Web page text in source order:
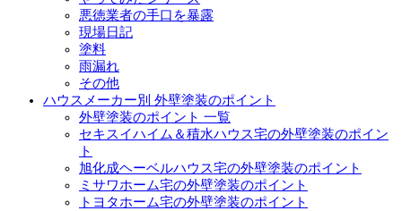
悪徳業者の手口を暴露
現場日記
塗料
雨漏れ
その他
ハウスメーカー別 外壁塗装のポイント
外壁塗装のポイント 一覧
セキスイハイム＆積水ハウス宅の外壁塗装のポイン
ト
旭化成ヘーベルハウス宅の外壁塗装のポイント
ミサワホーム宅の外壁塗装のポイント
トヨタホーム宅の外壁塗装のポイント